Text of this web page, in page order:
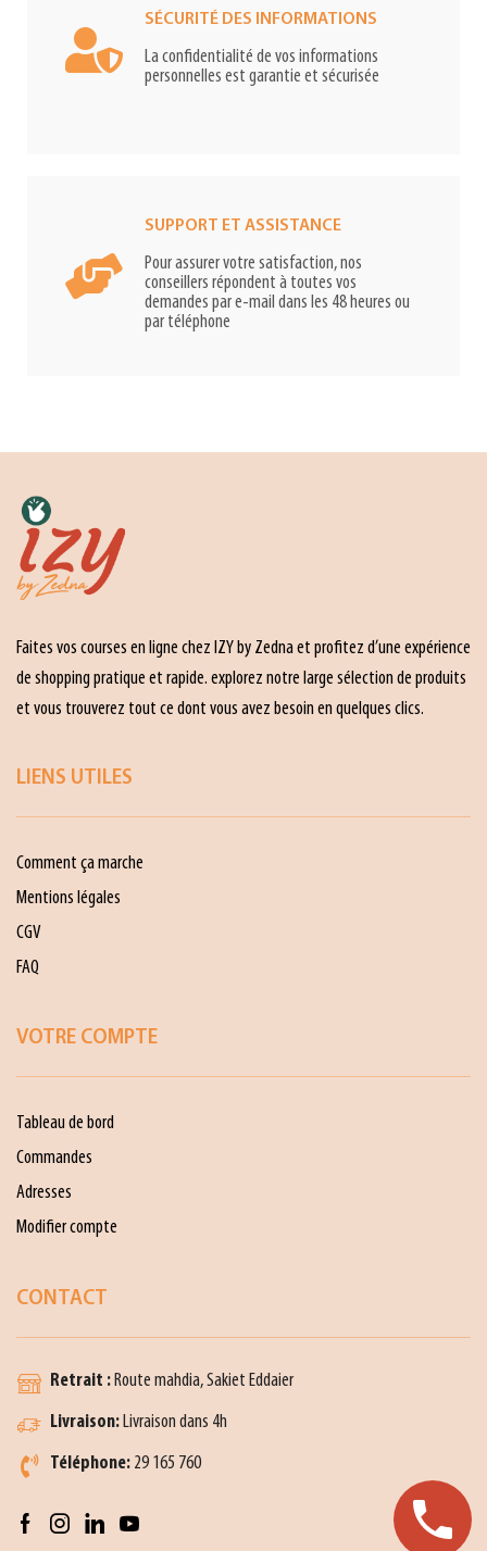
SÉCURITÉ DES INFORMATIONS
La confidentialité de vos informations
personnelles est garantie et sécurisée
SUPPORT ET ASSISTANCE
Pour assurer votre satisfaction, nos
conseillers répondent à toutes vos
demandes par e-mail dans les 48 heures ou
par téléphone
Faites vos courses en ligne chez IZY by Zedna et profitez d’une expérience
de shopping pratique et rapide. explorez notre large sélection de produits
et vous trouverez tout ce dont vous avez besoin en quelques clics.
LIENS UTILES
Comment ça marche
Mentions légales
CGV
FAQ
VOTRE COMPTE
Tableau de bord
Commandes
Adresses
Modifier compte
CONTACT
Retrait :Route mahdia, Sakiet Eddaier
Livraison:Livraison dans 4h
Téléphone: 29 165 760